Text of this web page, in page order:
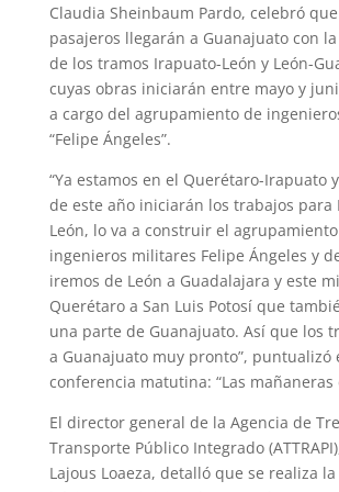
Claudia Sheinbaum Pardo, celebró
pasajeros llegarán a Guanajuato con
de los tramos Irapuato-León y León-
cuyas obras iniciarán entre mayo y
a cargo del agrupamiento de
“Felipe Ángeles”.
“Ya estamos en el Querétaro-Irapuato
de este año iniciarán los trabajos para
León, lo va a construir el
ingenieros militares Felipe Ángeles y
iremos de León a Guadalajara y este
Querétaro a San Luis Potosí que
una parte de Guanajuato. Así que los
a Guanajuato muy pronto”, puntualizó
conferencia matutina: “Las mañaneras
El director general de la Agencia de
Transporte Público Integrado
Lajous Loaeza, detalló que se realiza